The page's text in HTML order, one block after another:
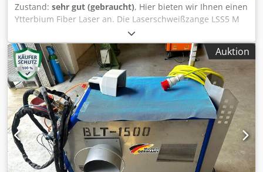
Zustand: sehr gut (gebraucht), Hier bieten wir Ihnen einen
Ytterbium Fiber Laser an. Die Laserschweißzange LSS5 M
ergänzt die Baureihe als kompaktes Schweißwerkzeug.
Djdpfx Ajzd Rinjniock Mit Laserleistungen von eins bis vier
Kilowatt, integrierter Kühltechnik und komfortabler
Ansteuereinheit bildet dieses kombinierte Schweiß- und
Spannwerkzeug ein ideales Tool für das Schweißen
hochfester Stähle, verzinkter Blechpaarungen oder
Aluminium. Trifokaltechnik 3500W Laserzange Kontroller
3F Betriebsart CW/Moduliert Wellenlänge 1070 nm
Laserleistung Hauptstrahl 3.0kW Laserleistung
Nebenstrahlen 2 × 0.25 kW Spotgröße (Abhängig von Faser
und Optik), µm 250 – 600 Leistungsbedarf 3500 W
Laserleistung Laser Duty Cycle 30% (mit Kühler) 3.5 kW
Auktion